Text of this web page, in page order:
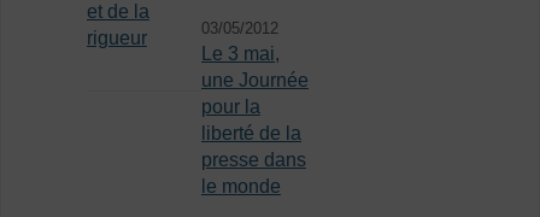
et de la
rigueur
03/05/2012
Le 3 mai,
une Journée
pour la
liberté de la
presse dans
le monde